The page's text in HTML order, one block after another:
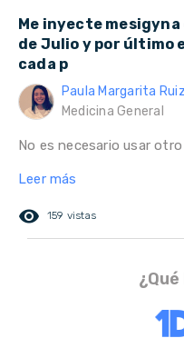
Me inyecte mesigyna
de Julio y por último
cada p
Paula Margarita
Medicina General
No es necesario usar
Leer más
remove_red_eye 159 vistas